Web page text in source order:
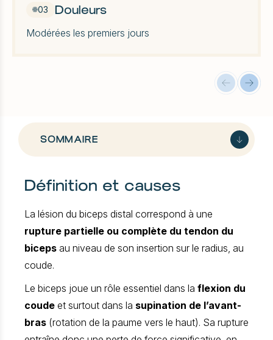
03 Douleurs
Modérées les premiers jours
SOMMAIRE
Comprendre la lésion du biceps distal
Examens et diagnostic
Les traitements non invasif
La réparation chirurgicale du tendon
Suivi et réhabilitation
Complications et risques
FAQ
Définition et causes
La lésion du biceps distal correspond à une
rupture partielle ou complète du tendon du
biceps au niveau de son insertion sur le radius, au
coude.
Le biceps joue un rôle essentiel dans la flexion du
coude et surtout dans la supination de l’avant-
bras (rotation de la paume vers le haut). Sa rupture